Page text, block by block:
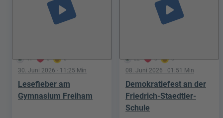
41 3 0
play_arrow
30. Juni 2026 · 11:25 Min
Lesefieber am
Gymnasium Freiham
22 3 0
play_arrow
08. Juni 2026 · 01:51 Min
Demokratiefest an der
Friedrich-Staedtler-
Schule